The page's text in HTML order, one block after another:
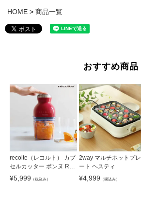
HOME 商品一覧
おすすめ商品
recolte（レコルト） カプ
セルカッター ボンヌ RC
P-3
¥5,999 （税込み）
2way マルチホットプレ
ート ヘスティ
¥4,999 （税込み）